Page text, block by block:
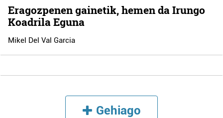
Eragozpenen gainetik, hemen da Irungo
Koadrila Eguna
Mikel Del Val Garcia
Gehiago